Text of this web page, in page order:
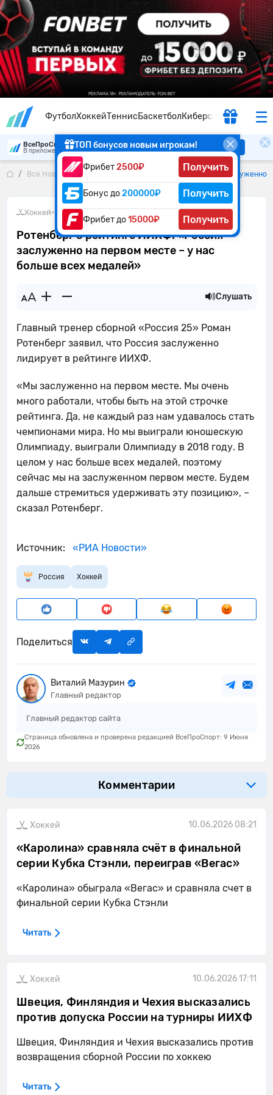
ФутболХоккейТеннисБаскетболКиберспорт
ТОП бонусов новым игрокам!
Фрибет2500₽ Получить
Бонус до200000₽ Получить
Фрибет до15000₽ Получить
ВсеПроСпорт
В приложении удобнее Скачать
Все Новости Ротенберг о рейтинге ИИХФ: «Россия заслуженно
Хоккей• 09.06.2026
Ротенберг о рейтинге ИИХФ: «Россия
заслуженно на первом месте – у нас
больше всех медалей»
Слушать
Главный тренер сборной «Россия 25» Роман
Ротенберг заявил, что Россия заслуженно
лидирует в рейтинге ИИХФ.
«Мы заслуженно на первом месте. Мы очень
много работали, чтобы быть на этой строчке
рейтинга. Да, не каждый раз нам удавалось стать
чемпионами мира. Но мы выиграли юношескую
Олимпиаду, выиграли Олимпиаду в 2018 году. В
целом у нас больше всех медалей, поэтому
сейчас мы на заслуженном первом месте. Будем
дальше стремиться удерживать эту позицию», –
сказал Ротенберг.
Источник: «РИА Новости»
Россия Хоккей
Поделиться
Виталий Мазурин
Главный редактор
Главный редактор сайта
Страница обновлена и проверена редакцией ВсеПроСпорт: 9 Июня
2026
Комментарии
Хоккей 10.06.2026 08:21
«Каролина» сравняла счёт в финальной
серии Кубка Стэнли, переиграв «Вегас»
«Каролина» обыграла «Вегас» и сравняла счет в
финальной серии Кубка Стэнли
Читать
Хоккей 10.06.2026 17:11
Швеция, Финляндия и Чехия высказались
против допуска России на турниры ИИХФ
Швеция, Финляндия и Чехия высказались против
возвращения сборной России по хоккею
Читать